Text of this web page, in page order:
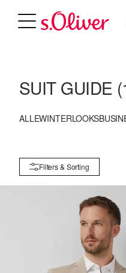
SUIT GUIDE
ALLEWINTERLOOKS
Filters & Sorting